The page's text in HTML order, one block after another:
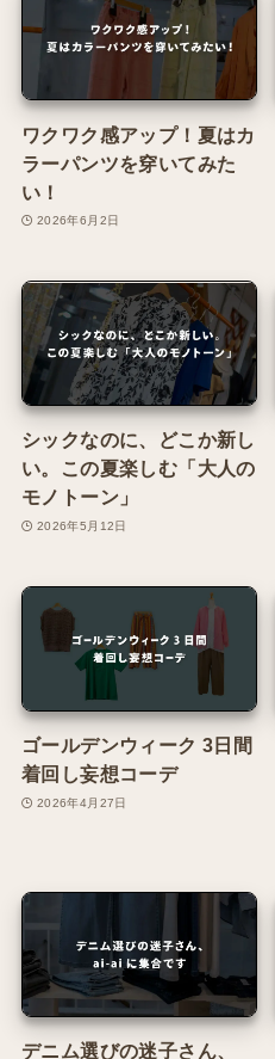
ワクワク感アップ！夏はカ
ラーパンツを穿いてみた
い！
2026年6月2日
シックなのに、どこか新し
い。この夏楽しむ「大人の
モノトーン」
2026年5月12日
ゴールデンウィーク 3日間
着回し妄想コーデ
2026年4月27日
デニム選びの迷子さん、